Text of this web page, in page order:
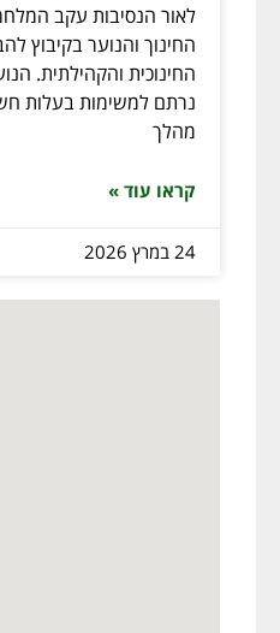
לאור הנסיבות עקב
החינוך והנוער בקיבוץ
החינוכית והקהילתית.
נרתם למשימות בעלות
מהלך
קראו עוד »
24 במרץ 2026